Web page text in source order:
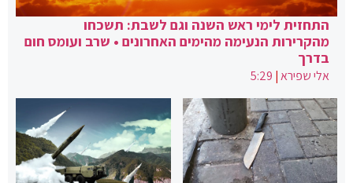
התחזית לימי ראש השנה וגם לשבת: תשכחו
מהקרירות הנעימה מהימים האחרונים • שרב ועומס חום
בדרך
אלי שפירא|
5:29